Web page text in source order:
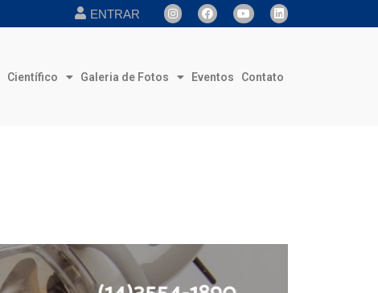
ENTRAR
Científico Galeria de Fotos Eventos Contato